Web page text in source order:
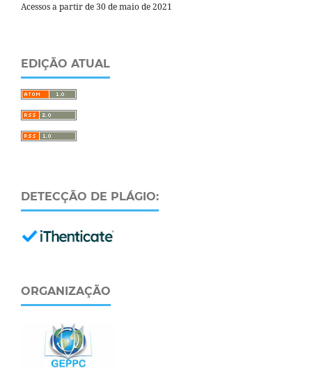
Acessos a partir de 30 de maio de 2021
EDIÇÃO ATUAL
DETECÇÃO DE PLÁGIO:
ORGANIZAÇÃO